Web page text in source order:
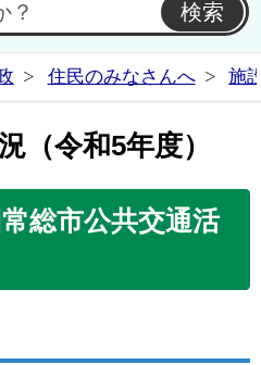
住民のみなさんへ 施
（令和5年度）
総市公共交通活